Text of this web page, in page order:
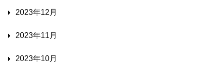
2023年12月
2023年11月
2023年10月